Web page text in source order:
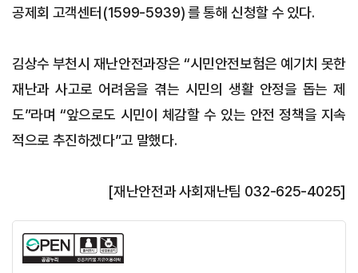
공제회 고객센터(1599-5939) 를 통해 신청할 수 있다.
김상수 부천시 재난안전과장은 “시민안전보험은 예기치 못한
재난과 사고로 어려움을 겪는 시민의 생활 안정을 돕는 제
도”라며 “앞으로도 시민이 체감할 수 있는 안전 정책을 지속
적으로 추진하겠다”고 말했다.
[재난안전과 사회재난팀 032-625-4025]